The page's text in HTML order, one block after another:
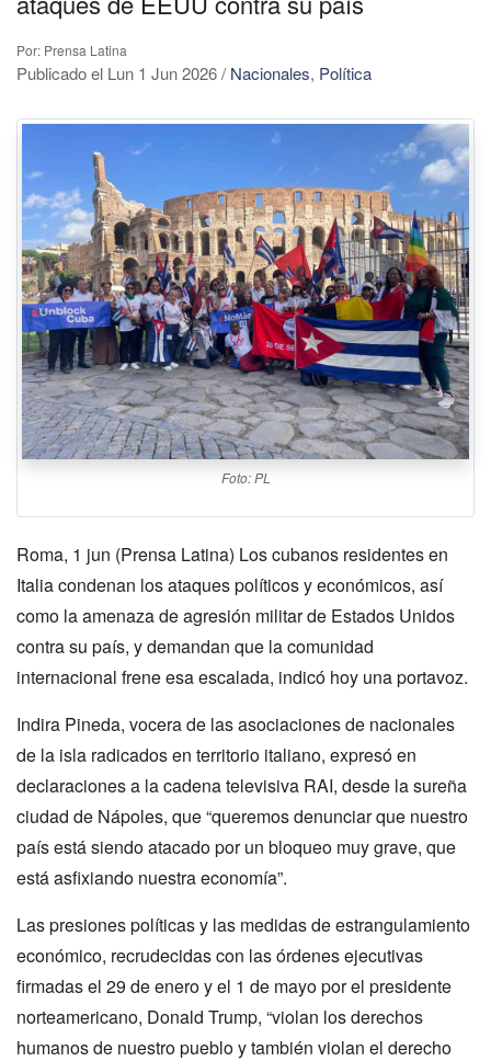
Por: Prensa Latina
Publicado el Lun 1 Jun 2026/ Nacionales, Política
Foto: PL
Roma, 1 jun (Prensa Latina) Los cubanos residentes en
Italia condenan los ataques políticos y económicos, así
como la amenaza de agresión militar de Estados Unidos
contra su país, y demandan que la comunidad
internacional frene esa escalada, indicó hoy una portavoz.
Indira Pineda, vocera de las asociaciones de nacionales
de la isla radicados en territorio italiano, expresó en
declaraciones a la cadena televisiva RAI, desde la sureña
ciudad de Nápoles, que “queremos denunciar que nuestro
país está siendo atacado por un bloqueo muy grave, que
está asfixiando nuestra economía”.
Las presiones políticas y las medidas de estrangulamiento
económico, recrudecidas con las órdenes ejecutivas
firmadas el 29 de enero y el 1 de mayo por el presidente
norteamericano, Donald Trump, “violan los derechos
humanos de nuestro pueblo y también violan el derecho